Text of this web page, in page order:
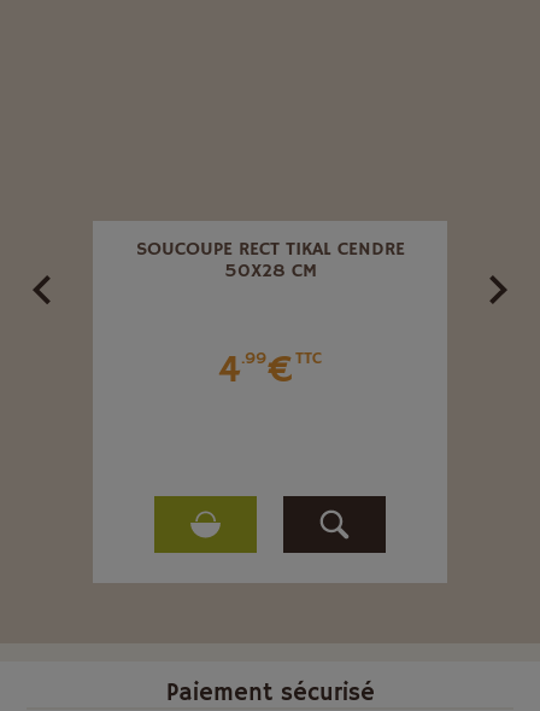
SOUCOUPE RECT TIKAL CENDRE
50X28 CM
4.99€TTC
Paiement sécurisé